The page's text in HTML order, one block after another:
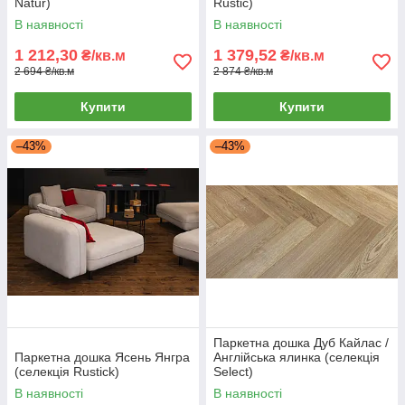
Natur)
В наявності
1 212,30 ₴/кв.м
2 694 ₴/кв.м
Купити
Rustic)
В наявності
1 379,52 ₴/кв.м
2 874 ₴/кв.м
Купити
–43%
Паркетна дошка Ясень Янгра
(селекція Rustick)
В наявності
–43%
Паркетна дошка Дуб Кайлас /
Англійська ялинка (селекція
Select)
В наявності